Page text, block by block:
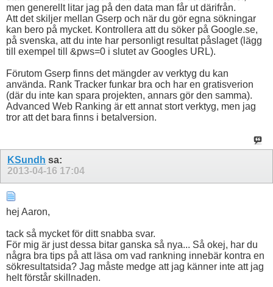
men generellt litar jag på den data man får ut därifrån.
Att det skiljer mellan Gserp och när du gör egna sökningar
kan bero på mycket. Kontrollera att du söker på Google.se,
på svenska, att du inte har personligt resultat påslaget (lägg
till exempel till &pws=0 i slutet av Googles URL).
Förutom Gserp finns det mängder av verktyg du kan
använda. Rank Tracker funkar bra och har en gratisverion
(där du inte kan spara projekten, annars gör den samma).
Advanced Web Ranking är ett annat stort verktyg, men jag
tror att det bara finns i betalversion.
KSundh sa:
2013-04-16 17:04
hej Aaron,
tack så mycket för ditt snabba svar.
För mig är just dessa bitar ganska så nya... Så okej, har du
några bra tips på att läsa om vad rankning innebär kontra en
sökresultatsida? Jag måste medge att jag känner inte att jag
helt förstår skillnaden.